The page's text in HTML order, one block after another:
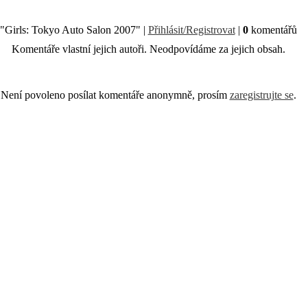
"Girls: Tokyo Auto Salon 2007" | Přihlásit/Registrovat| 0komentářů
Komentáře vlastní jejich autoři. Neodpovídáme za jejich obsah.
Není povoleno posílat komentáře anonymně, prosím zaregistrujte se.